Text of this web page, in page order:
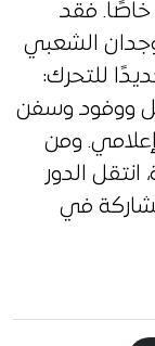
خاصًا. فقد
الشعبي
للتحرك:
ووفود وسفن
ومن
الدور
في